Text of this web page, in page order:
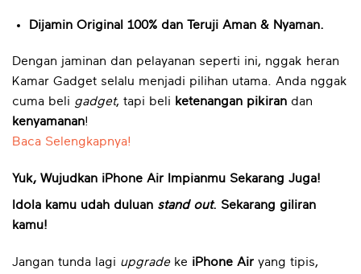
Dijamin Original 100% dan Teruji Aman & Nyaman.
Dengan jaminan dan pelayanan seperti ini, nggak heran
Kamar Gadget selalu menjadi pilihan utama. Anda nggak
cuma beli gadget, tapi beli ketenangan pikiran dan
kenyamanan!
Baca Selengkapnya!
Yuk, Wujudkan iPhone Air Impianmu Sekarang Juga!
Idola kamu udah duluan stand out. Sekarang giliran
kamu!
Jangan tunda lagi upgradeke iPhone Air yang tipis,